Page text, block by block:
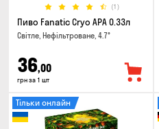
(1)
Пиво Fanatic Cryo APA 0.33л
Світле, Нефільтроване, 4.7°
36,00
грн за 1 шт
Тільки онлайн